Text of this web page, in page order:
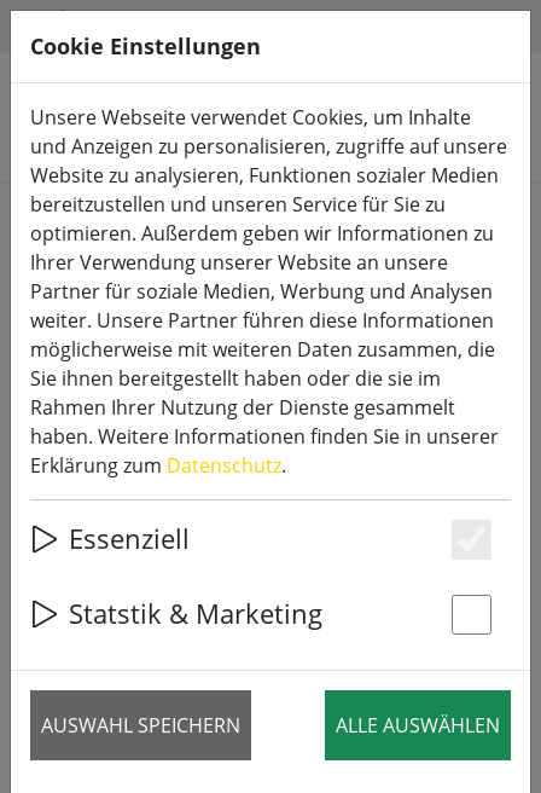
Produkte suchen
Start Zubehör
Kaemingk Lumineo
Batterieadapter 2 x AA 3 Volt
10% SPAREN
Cookie Einstellungen
Unsere Webseite verwendet Cookies, um Inhalte
und Anzeigen zu personalisieren, zugriffe auf unsere
Website zu analysieren, Funktionen sozialer Medien
bereitzustellen und unseren Service für Sie zu
optimieren. Außerdem geben wir Informationen zu
Ihrer Verwendung unserer Website an unsere
Partner für soziale Medien, Werbung und Analysen
weiter. Unsere Partner führen diese Informationen
möglicherweise mit weiteren Daten zusammen, die
Sie ihnen bereitgestellt haben oder die sie im
Rahmen Ihrer Nutzung der Dienste gesammelt
haben. Weitere Informationen finden Sie in unserer
Erklärung zum Datenschutz.
Essenziell
Statstik & Marketing
AUSWAHL SPEICHERN ALLE AUSWÄHLEN